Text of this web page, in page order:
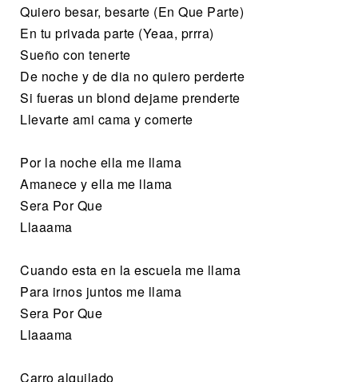
Quiero besar, besarte (En Que Parte)
En tu privada parte (Yeaa, prrra)
Sueño con tenerte
De noche y de dia no quiero perderte
Si fueras un blond dejame prenderte
Llevarte ami cama y comerte
Por la noche ella me llama
Amanece y ella me llama
Sera Por Que
Llaaama
Cuando esta en la escuela me llama
Para irnos juntos me llama
Sera Por Que
Llaaama
Carro alquilado